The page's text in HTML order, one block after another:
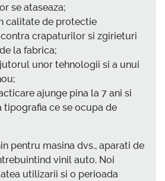
se ataseaza;
calitate de protectie
crapaturilor si zgirieturi
la fabrica;
unor tehnologii si a unui
ajunge pina la 7 ani si
tipografia ce se ocupa de
pentru masina dvs., aparati de
vinil auto. Noi
utilizarii si o perioada